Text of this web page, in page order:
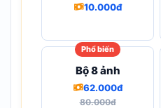
10.000đ
Phổ biến
Bộ 8 ảnh
62.000đ
80.000đ